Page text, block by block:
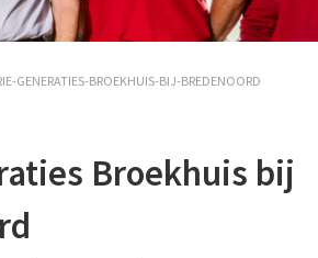
GENERATIES-BROEKHUIS-BIJ-BREDENOORD
Broekhuis bij